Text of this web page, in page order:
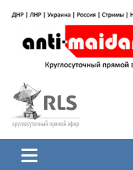
содержимому
Антимайдан:
на Украине
гражданской войне на
ЛНР и других регионах.